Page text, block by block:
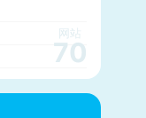
网站
70